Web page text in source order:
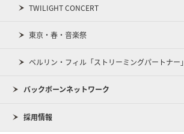
TWILIGHT CONCERT
東京・春・音楽祭
ベルリン・フィル「ストリーミングパートナー」
バックボーンネットワーク
採用情報